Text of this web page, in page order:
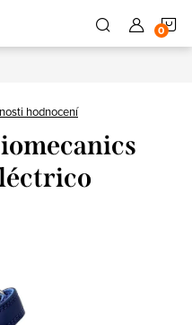
hodnocení